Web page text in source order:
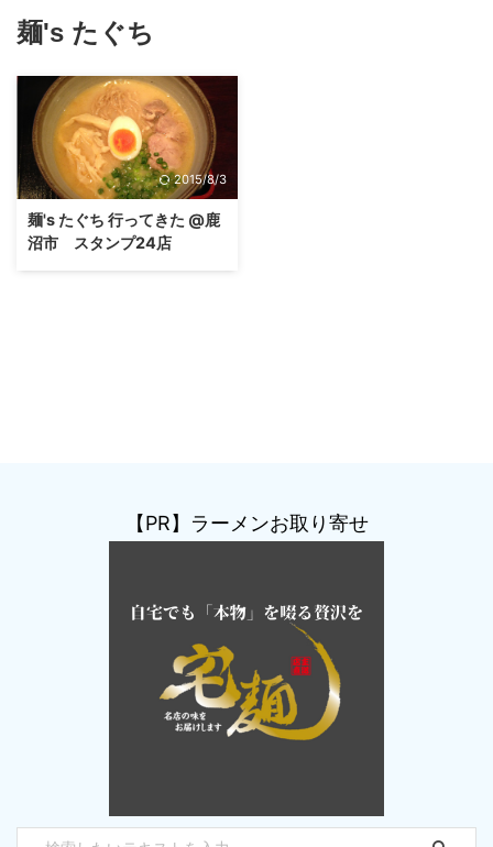
麺's たぐち
2015/8/3
麺's たぐち 行ってきた @鹿
沼市 スタンプ24店
【PR】ラーメンお取り寄せ